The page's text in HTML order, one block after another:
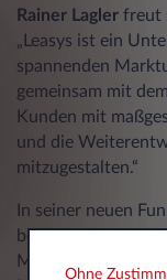
Rainer Lagler freut
„Leasys ist ein
spannenden
gemeinsam mit
Kunden mit
und die
mitzugestalten.“
In seiner neuen
beitragen, die
Markt weiter zu
Ohne